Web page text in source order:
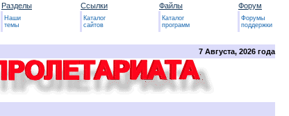
Разделы
Наши
темы
Ссылки
Каталог
сайтов
Файлы
Каталог
программ
Форум
Форумы
поддержки
7 Августа, 2026 года